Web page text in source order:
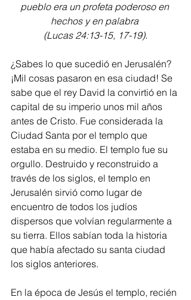
pueblo era un profeta poderoso en
hechos y en palabra
(Lucas 24:13-15, 17-19).
¿Sabes lo que sucedió en Jerusalén?
¡Mil cosas pasaron en esa ciudad! Se
sabe que el rey David la convirtió en la
capital de su imperio unos mil años
antes de Cristo. Fue considerada la
Ciudad Santa por el templo que
estaba en su medio. El templo fue su
orgullo. Destruido y reconstruido a
través de los siglos, el templo en
Jerusalén sirvió como lugar de
encuentro de todos los judíos
dispersos que volvían regularmente a
su tierra. Ellos sabían toda la historia
que había afectado su santa ciudad
los siglos anteriores.
En la época de Jesús el templo, recién